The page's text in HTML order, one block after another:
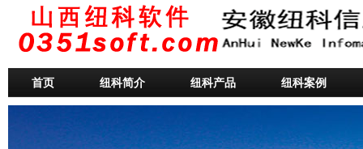
首页 纽科简介 纽科产品 纽科案例